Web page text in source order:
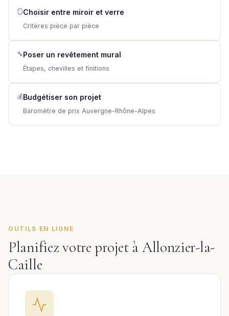
🪞Choisir entre miroir et verre
Critères pièce par pièce
🔧Poser un revêtement mural
Étapes, chevilles et finitions
💰Budgétiser son projet
Baromètre de prix Auvergne-Rhône-Alpes
OUTILS EN LIGNE
Planifiez votre projet à Allonzier-la-
Caille